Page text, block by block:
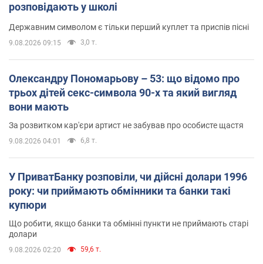
розповідають у школі
Державним символом є тільки перший куплет та приспів пісні
9.08.2026 09:15 3,0 т.
Олександру Пономарьову – 53: що відомо про
трьох дітей секс-символа 90-х та який вигляд
вони мають
За розвитком кар'єри артист не забував про особисте щастя
9.08.2026 04:01 6,8 т.
У ПриватБанку розповіли, чи дійсні долари 1996
року: чи приймають обмінники та банки такі
купюри
Що робити, якщо банки та обмінні пункти не приймають старі
долари
9.08.2026 02:20 59,6 т.